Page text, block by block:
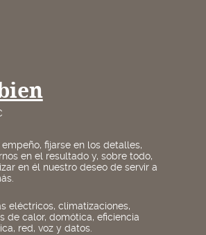
empeño, fijarse en los detalles,
en el resultado y, sobre todo,
en él nuestro deseo de servir a
eléctricos, climatizaciones,
de calor, domótica, eficiencia
red, voz y datos.